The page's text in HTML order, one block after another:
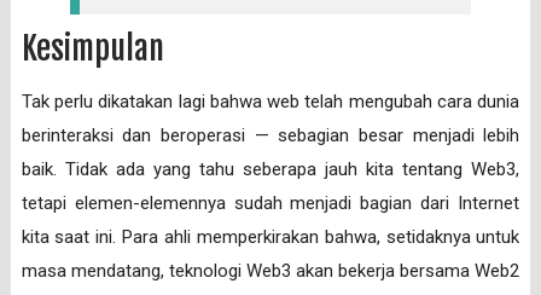
Kesimpulan
Tak perlu dikatakan lagi bahwa web telah mengubah cara dunia
berinteraksi dan beroperasi — sebagian besar menjadi lebih
baik. Tidak ada yang tahu seberapa jauh kita tentang Web3,
tetapi elemen-elemennya sudah menjadi bagian dari Internet
kita saat ini. Para ahli memperkirakan bahwa, setidaknya untuk
masa mendatang, teknologi Web3 akan bekerja bersama Web2